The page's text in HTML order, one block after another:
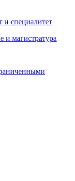
и специалитет
и магистратура